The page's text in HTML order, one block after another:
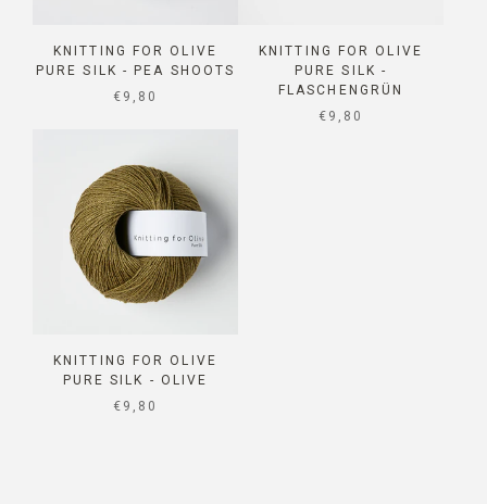
KNITTING FOR OLIVE
PURE SILK - PEA SHOOTS
SALE PRICE
€9,80
KNITTING FOR OLIVE
PURE SILK -
FLASCHENGRÜN
SALE PRICE
€9,80
KNITTING FOR OLIVE
PURE SILK - OLIVE
SALE PRICE
€9,80